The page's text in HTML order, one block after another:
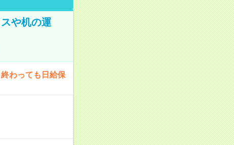
や机の運
わっても日給保